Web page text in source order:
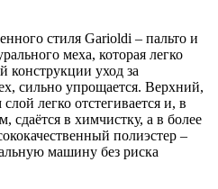
стиля Garioldi – пальто и
меха, которая легко
конструкции уход за
сильно упрощается. Верхний,
легко отстегивается и, в
сдаётся в химчистку, а в более
полиэстер –
машину без риска